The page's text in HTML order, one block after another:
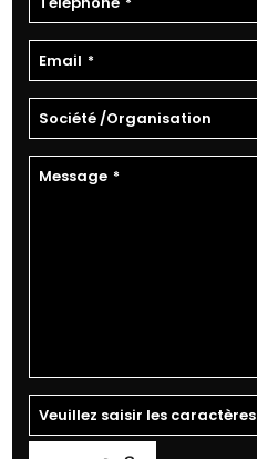
Email *
Société /Organisation
Message *
Veuillez saisir les caractères